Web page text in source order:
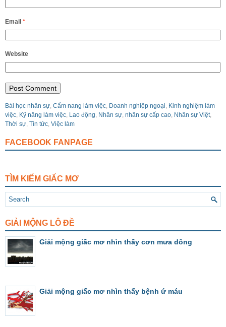
Email *
Website
Bài học nhân sự, Cẩm nang làm việc, Doanh nghiệp ngoại, Kinh nghiệm làm
việc, Kỹ năng làm việc, Lao động, Nhân sự, nhân sự cấp cao, Nhân sự Việt,
Thời sự, Tin tức, Việc làm
FACEBOOK FANPAGE
TÌM KIẾM GIẤC MƠ
GIẢI MỘNG LÔ ĐỀ
Giải mộng giấc mơ nhìn thấy cơn mưa dông
Giải mộng giấc mơ nhìn thấy bệnh ứ máu